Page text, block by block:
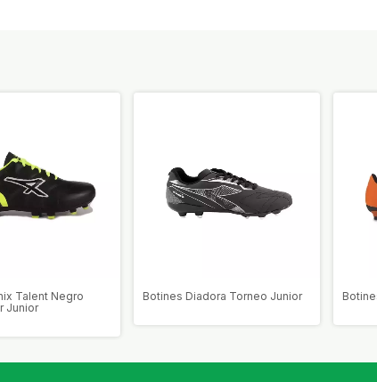
Talent Negro
Junior
Botines Diadora Torneo Junior